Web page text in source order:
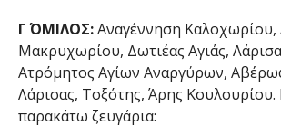
Γ΄ ΟΜΙΛΟΣ:Αναγέννηση Καλοχωρίου,
Μακρυχωρίου, Δωτιέας Αγιάς,
Ατρόμητος Αγίων Αναργύρων,
Λάρισας, Τοξότης, Άρης
παρακάτω ζευγάρια: